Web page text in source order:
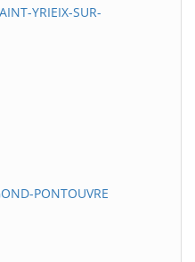
YRIEIX-SUR-
PONTOUVRE